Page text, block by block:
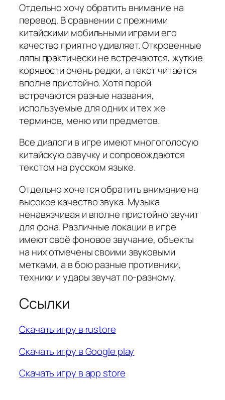
Отдельно хочу обратить внимание на
перевод. В сравнении с прежними
китайскими мобильными играми его
качество приятно удивляет. Откровенные
ляпы практически не встречаются, жуткие
корявости очень редки, а текст читается
вполне пристойно. Хотя порой
встречаются разные названия,
используемые для одних и тех же
терминов, меню или предметов.
Все диалоги в игре имеют многоголосую
китайскую озвучку и сопровождаются
текстом на русском языке.
Отдельно хочется обратить внимание на
высокое качество звука. Музыка
ненавязчивая и вполне пристойно звучит
для фона. Различные локации в игре
имеют своё фоновое звучание, объекты
на них отмечены своими звуковыми
метками, а в бою разные противники,
техники и удары звучат по-разному.
Ссылки
Скачать игру в rustore
Скачать игру в Google play
Скачать игру в app store